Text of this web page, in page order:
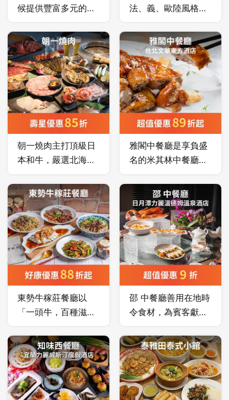
候提供豐富多元的各
典、道道精彩，探索
世界的繽紛色彩就在
新食譜全日餐廳。
法、義、歐陸風格菜
食材絕對價值。主廚
精心呈現每月菜色，
每一個場景都如此曼
妙迷人，在柔美燭光
的妝點下，展現萬千
美麗的風情。
朝一燒肉主打頂級日
本和牛，嚴選北海
A5 和牛，搭配備長
炭炭火燒烤，細火慢
烤呈現食材最純粹的
風味。
雅閣中餐廳是享負盛
名的米其林中餐廳，
米其林指南》米其林
一星殊榮。
東勢牛稼莊餐廳以
「一頭牛，百種滋
勢在地黃牛與客家傳
統手路菜，打造出道
道皆有故事的經典滋
味。
邵 中餐廳善用在地時
令食材，為賓客獻上
饌，適合各類商務宴
飲、溫馨的親友歡聚
需求。